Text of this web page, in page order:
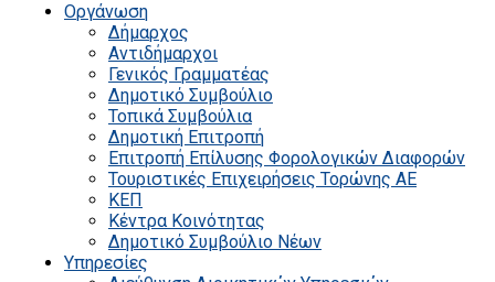
Οργάνωση
Δήμαρχος
Αντιδήμαρχοι
Γενικός Γραμματέας
Δημοτικό Συμβούλιο
Τοπικά Συμβούλια
Δημοτική Επιτροπή
Επιτροπή Επίλυσης Φορολογικών Διαφορών
Τουριστικές Επιχειρήσεις Τορώνης ΑΕ
ΚΕΠ
Κέντρα Κοινότητας
Δημοτικό Συμβούλιο Νέων
Υπηρεσίες